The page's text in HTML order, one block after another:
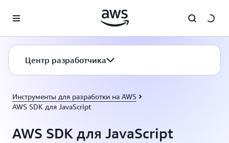
Перейти к главному контенту
Центр разработчика
Инструменты для разработки на AWS
AWS SDK для JavaScript
AWS SDK для JavaScript